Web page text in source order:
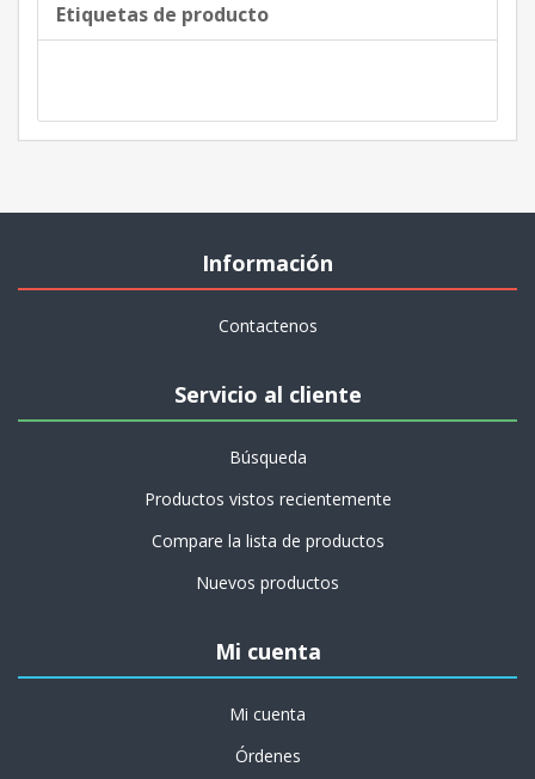
Etiquetas de producto
Información
Contactenos
Servicio al cliente
Búsqueda
Productos vistos recientemente
Compare la lista de productos
Nuevos productos
Mi cuenta
Mi cuenta
Órdenes